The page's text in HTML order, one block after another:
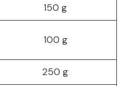
150 g
100 g
250 g